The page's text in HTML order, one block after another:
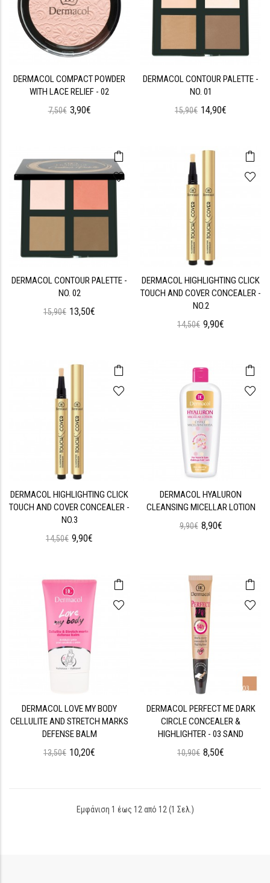
DERMACOL COMPACT POWDER
WITH LACE RELIEF - 02
7,50€ 3,90€
DERMACOL CONTOUR PALETTE -
NO. 01
15,90€ 14,90€
DERMACOL CONTOUR PALETTE -
NO. 02
15,90€ 13,50€
DERMACOL HIGHLIGHTING CLICK
TOUCH AND COVER CONCEALER -
NO.2
14,50€ 9,90€
DERMACOL HIGHLIGHTING CLICK
TOUCH AND COVER CONCEALER -
NO.3
14,50€ 9,90€
DERMACOL HYALURON
CLEANSING MICELLAR LOTION
9,90€ 8,90€
DERMACOL LOVE MY BODY
CELLULITE AND STRETCH MARKS
DEFENSE BALM
13,50€ 10,20€
DERMACOL PERFECT ME DARK
CIRCLE CONCEALER &
HIGHLIGHTER - 03 SAND
10,90€ 8,50€
Εμφάνιση 1 έως 12 από 12 (1 Σελ.)